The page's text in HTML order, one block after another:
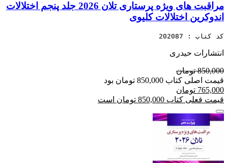
مراقبت های ویژه پرستاری تلان 2026 جلد پنجم اختلالات
اندوکرین اختلالات کلیوی
کد کتاب : 202087
انتشارات حیدری
850,000 تومان
قیمت اصلی کتاب 850,000 تومان بود
765,000 تومان
قیمت فعلی کتاب 850,000 تومان است